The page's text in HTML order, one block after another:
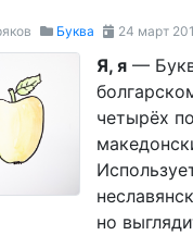
Буква 24 март
Я, я —
четырёх
но